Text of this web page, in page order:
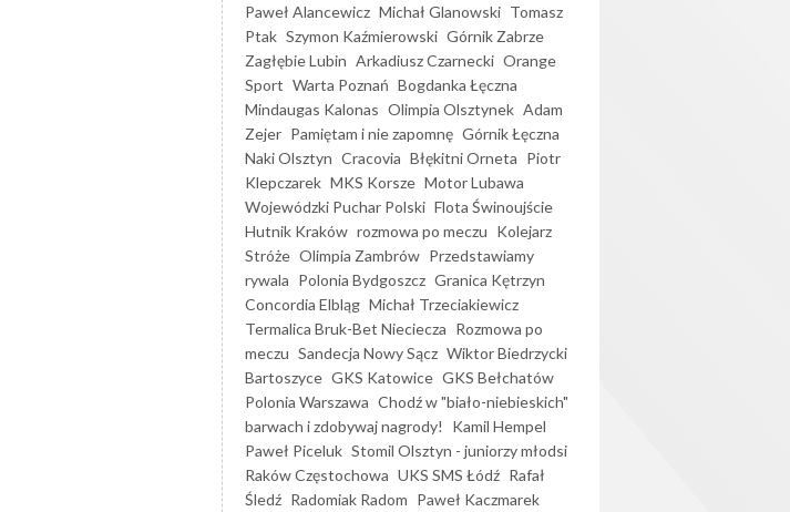
Paweł Alancewicz Michał Glanowski Tomasz
Ptak Szymon Kaźmierowski Górnik Zabrze
Zagłębie Lubin Arkadiusz Czarnecki Orange
Sport Warta Poznań Bogdanka Łęczna
Mindaugas Kalonas Olimpia Olsztynek Adam
Zejer Pamiętam i nie zapomnę Górnik Łęczna
Naki Olsztyn Cracovia Błękitni Orneta Piotr
Klepczarek MKS Korsze Motor Lubawa
Wojewódzki Puchar Polski Flota Świnoujście
Hutnik Kraków rozmowa po meczu Kolejarz
Stróże Olimpia Zambrów Przedstawiamy
rywala Polonia Bydgoszcz Granica Kętrzyn
Concordia Elbląg Michał Trzeciakiewicz
Termalica Bruk-Bet Nieciecza Rozmowa po
meczu Sandecja Nowy Sącz Wiktor Biedrzycki
Bartoszyce GKS Katowice GKS Bełchatów
Polonia Warszawa Chodź w "biało-niebieskich"
barwach i zdobywaj nagrody!
Kamil Hempel
Paweł Piceluk Stomil Olsztyn - juniorzy młodsi
Raków Częstochowa UKS SMS Łódź Rafał
Śledź Radomiak Radom Paweł Kaczmarek